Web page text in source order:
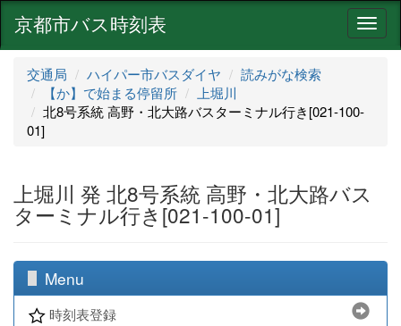
ナ
ビ
京都市バス時刻表
交通局 ハイパー市バスダイヤ
読みがな検索
【か】で始まる停留所
上堀川
北8号系統 高野・北大路バスターミナル行き[021-100-
01]
上堀川 発 北8号系統 高野・北大路バス
ターミナル行き[021-100-01]
Menu
時刻表登録